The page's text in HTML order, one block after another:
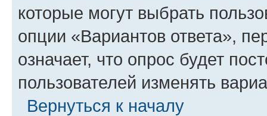
которые могут выбрать
опции «Вариантов ответа»,
означает, что опрос будет
пользователей изменять
Вернуться к началу